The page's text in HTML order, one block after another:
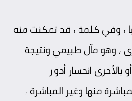
؛ وفي كلمة ؛ قد تمكنت منه
، وهو مآل طبيعي ونتيجة
انحسار أدوار
منها وغير المباشرة ،